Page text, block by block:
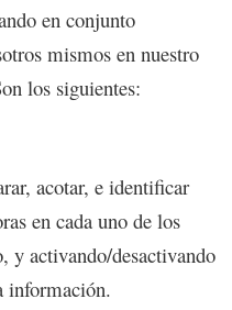
en conjunto
mismos en nuestro
los siguientes:
acotar, e identificar
en cada uno de los
y activando/desactivando
información.